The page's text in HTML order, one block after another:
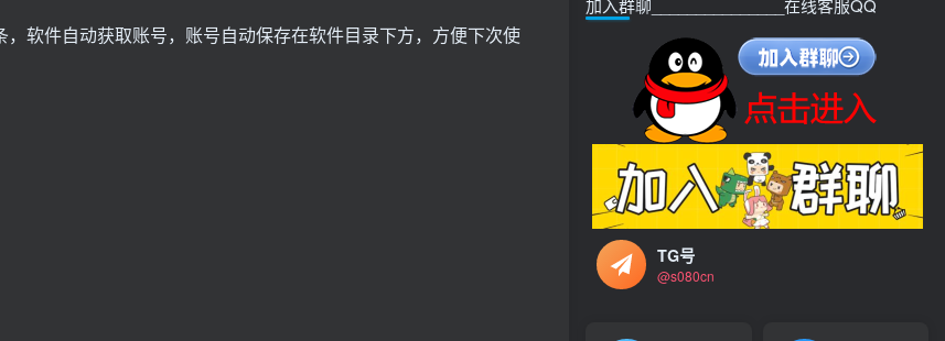
软件自动获取账号，账号自动保存在软件目录下方，方便下次使
加入群聊_______________在线客服QQ
TG号
@s080cn